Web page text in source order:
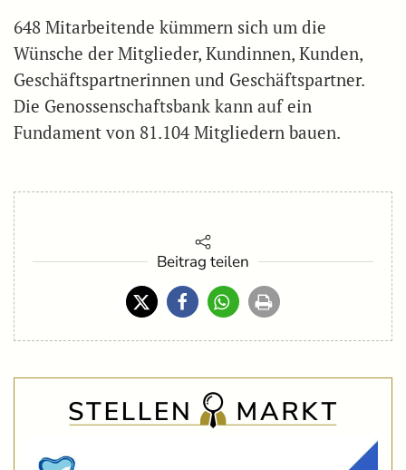
648 Mitarbeitende kümmern sich um die
Wünsche der Mitglieder, Kundinnen, Kunden,
Geschäftspartnerinnen und Geschäftspartner.
Die Genossenschaftsbank kann auf ein
Fundament von 81.104 Mitgliedern bauen.
Beitrag teilen